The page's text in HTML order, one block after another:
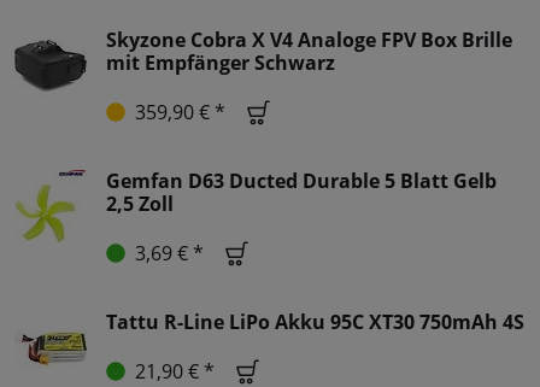
Skyzone Cobra X V4 Analoge FPV Box Brille
mit Empfänger Schwarz
359,90 € *
Gemfan D63 Ducted Durable 5 Blatt Gelb
2,5 Zoll
3,69 € *
Tattu R-Line LiPo Akku 95C XT30 750mAh 4S
21,90 € *